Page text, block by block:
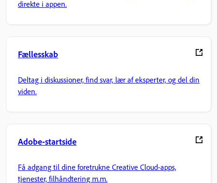
direkte i appen.
Fællesskab
Deltag i diskussioner, find svar, lær af eksperter, og del din
viden.
Adobe-startside
Få adgang til dine foretrukne Creative Cloud-apps,
tjenester, filhåndtering m.m.